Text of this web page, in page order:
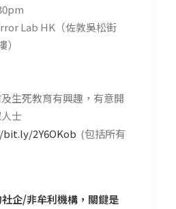
Lab HK（佐敦吳松街
生死教育有興趣，有意開
士
2Y6OKob (包括所有
企/非牟利機構，關鍵是